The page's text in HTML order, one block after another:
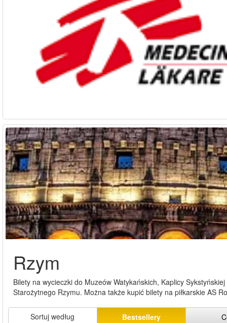
Rzym
Bilety na wycieczki do Muzeów Watykańskich, Kaplicy
Starożytnego Rzymu. Można także kupić bilety na piłkarskie AS
Sortuj według Bestsellery